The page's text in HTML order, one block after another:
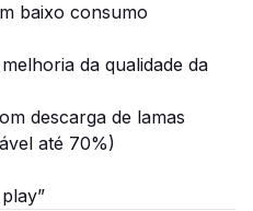
baixo consumo
da qualidade da
descarga de lamas
até 70%)